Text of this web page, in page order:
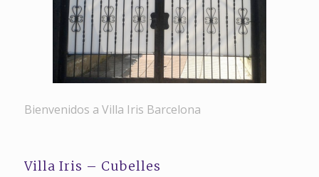
Bienvenidos a Villa Iris Barcelona
Villa Iris – Cubelles